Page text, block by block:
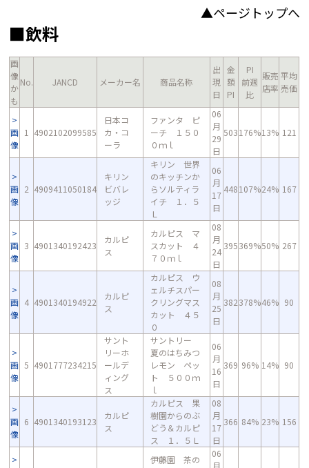
▲ページトップへ
■飲料
画
像
か
も
No. JANCD メーカー名 商品名称
出
現
日
金
額
PI
PI
前週
比
販売
店率
平均
売価
画
像
1 4902102099585
日本コ
カ・コ
ーラ
ファンタ ピ
ーチ １５０
０ｍｌ
06
月
29
日
503176%13% 121
画
像
2 4909411050184
キリン
ビバレ
ッジ
キリン 世界
のキッチンか
らソルティラ
イチ １．５
Ｌ
06
月
17
日
448107%24% 167
画
像
3 4901340192423
カルピ
ス
カルピス マ
スカット ４
７０ｍｌ
08
月
24
日
395369%50% 267
画
像
4 4901340194922
カルピ
ス
カルピス ウ
ェルチスパー
クリングマス
カット ４５
０
08
月
25
日
382378%46% 90
画
像
5 4901777234215
サント
リーホ
ールデ
ィング
ス
サントリー
夏のはちみつ
レモン ペッ
ト ５００ｍ
ｌ
06
月
16
日
369 96% 14% 90
画
像
6 4901340193123
カルピ
ス
カルピス 果
樹園からのぶ
どう＆カルピ
ス １．５Ｌ
08
月
17
日
366 84% 23% 156
伊藤園 茶の
06
月